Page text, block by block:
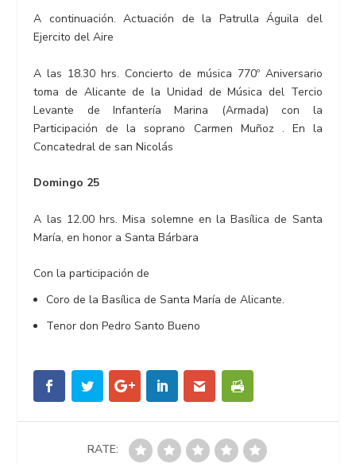
A continuación. Actuación de la Patrulla Águila del
Ejercito del Aire
A las 18.30 hrs. Concierto de música 770º Aniversario
toma de Alicante de la Unidad de Música del Tercio
Levante de Infantería Marina (Armada) con la
Participación de la soprano Carmen Muñoz . En la
Concatedral de san Nicolás
Domingo 25
A las 12.00 hrs. Misa solemne en la Basílica de Santa
María, en honor a Santa Bárbara
Con la participación de
Coro de la Basílica de Santa María de Alicante.
Tenor don Pedro Santo Bueno
RATE: